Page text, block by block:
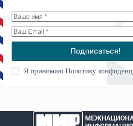
Подписаться!
Я принимаюПолитику